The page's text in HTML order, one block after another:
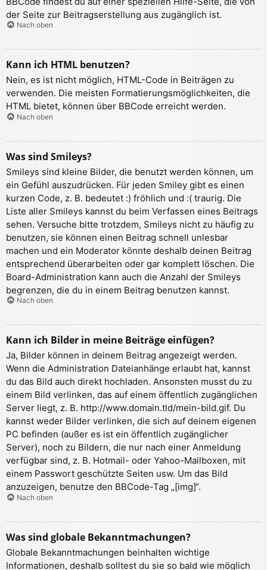
der Seite zur Beitragserstellung aus zugänglich ist.
Nach oben
Kann ich HTML benutzen?
Nein, es ist nicht möglich, HTML-Code in Beiträgen zu
verwenden. Die meisten Formatierungsmöglichkeiten, die
HTML bietet, können über BBCode erreicht werden.
Nach oben
Was sind Smileys?
Smileys sind kleine Bilder, die benutzt werden können, um
ein Gefühl auszudrücken. Für jeden Smiley gibt es einen
kurzen Code, z. B. bedeutet :) fröhlich und :( traurig. Die
Liste aller Smileys kannst du beim Verfassen eines Beitrags
sehen. Versuche bitte trotzdem, Smileys nicht zu häufig zu
benutzen, sie können einen Beitrag schnell unlesbar
machen und ein Moderator könnte deshalb deinen Beitrag
entsprechend überarbeiten oder gar komplett löschen. Die
Board-Administration kann auch die Anzahl der Smileys
begrenzen, die du in einem Beitrag benutzen kannst.
Nach oben
Kann ich Bilder in meine Beiträge einfügen?
Ja, Bilder können in deinem Beitrag angezeigt werden.
Wenn die Administration Dateianhänge erlaubt hat, kannst
du das Bild auch direkt hochladen. Ansonsten musst du zu
einem Bild verlinken, das auf einem öffentlich zugänglichen
Server liegt, z. B. http://www.domain.tld/mein-bild.gif. Du
kannst weder Bilder verlinken, die sich auf deinem eigenen
PC befinden (außer es ist ein öffentlich zugänglicher
Server), noch zu Bildern, die nur nach einer Anmeldung
verfügbar sind, z. B. Hotmail- oder Yahoo-Mailboxen, mit
einem Passwort geschützte Seiten usw. Um das Bild
anzuzeigen, benutze den BBCode-Tag „[img]“.
Nach oben
Was sind globale Bekanntmachungen?
Globale Bekanntmachungen beinhalten wichtige
Informationen, deshalb solltest du sie so bald wie möglich